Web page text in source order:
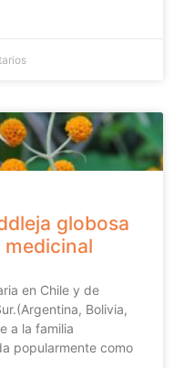
globosa
medicinal
en Chile y de
Bolivia,
a la familia
popularmente como